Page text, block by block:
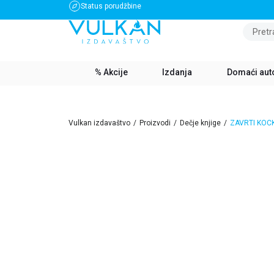
Status porudžbine
BESPLATNA DOSTAVA ZA IZNOS PREKO 3500 RSD
% Akcije Izdanja Domaći
Vulkan izdavaštvo Proizvodi Dečje knjige ZAVRTI